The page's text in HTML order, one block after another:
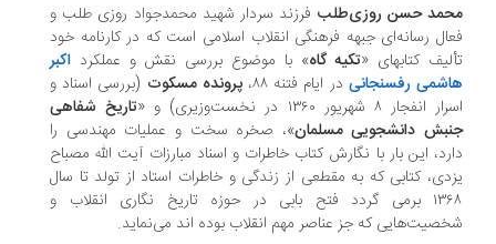
محمد حسن روزی‌طلب فرزند سردار شهید محمدجواد روزی طلب و
فعال رسانه‌ای جبهه فرهنگی انقلاب اسلامی است که در کارنامه خود
تألیف کتابهای «تکیه گاه» با موضوع بررسی نقش و عملکرد اکبر
هاشمی رفسنجانی در ایام فتنه ۸۸، پرونده مسکوت (بررسی اسناد و
اسرار انفجار ۸ شهریور ۱۳۶۰ در نخست‌وزیری) و «
تاریخ شفاهی
جنبش دانشجویی مسلمان»، صخره سخت و عملیات مهندسی را
دارد، این بار با نگارش کتاب خاطرات و اسناد مبارزات آیت الله مصباح
یزدی، کتابی که به مقطعی از زندگی و خاطرات استاد از تولد تا سال
۱۳۶۸ برمی گردد فتح بابی در حوزه تاریخ نگاری انقلاب و
شخصیت‌هایی که جز عناصر مهم انقلاب بوده اند می‌نماید.